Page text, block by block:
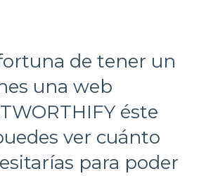
de tener un
una web
éste
ver cuánto
para poder